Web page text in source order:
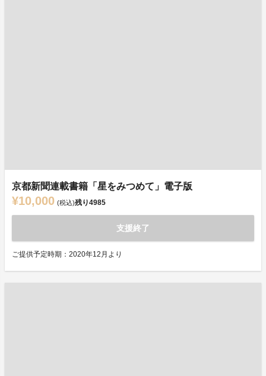
京都新聞連載書籍「星をみつめて」電子版
¥10,000 (税込)残り4985
支援終了
ご提供予定時期：2020年12月より